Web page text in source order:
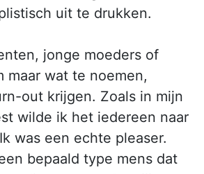
uit te drukken.
jonge moeders of
maar wat te noemen,
out krijgen. Zoals in mijn
wilde ik het iedereen naar
was een echte pleaser.
bepaald type mens dat